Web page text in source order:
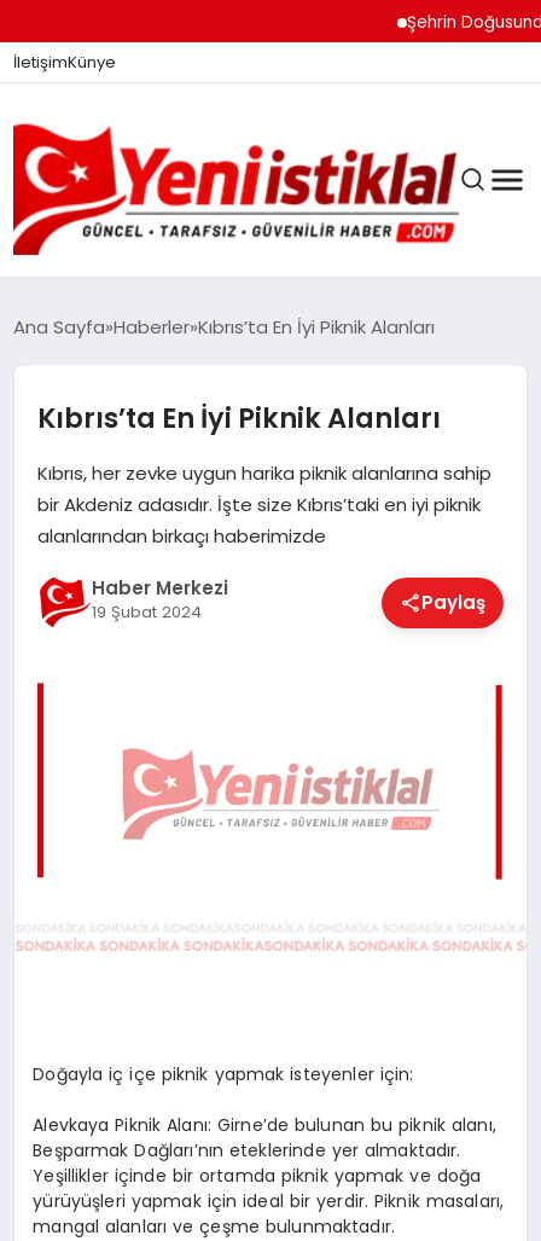
Şehrin
İletişimKünye
DÜNYA
Ana Sayfa Haberler Kıbrıs’ta En İyi Piknik Alanları
Kıbrıs’ta En İyi Piknik Alanları
Kıbrıs, her zevke uygun harika piknik alanlarına sahip
bir Akdeniz adasıdır. İşte size Kıbrıs’taki en iyi piknik
alanlarından birkaçı haberimizde
Haber Merkezi
19 Şubat 2024 Paylaş
Doğayla iç içe piknik yapmak isteyenler için:
Alevkaya Piknik Alanı: Girne’de bulunan bu piknik alanı,
Beşparmak Dağları’nın eteklerinde yer almaktadır.
Yeşillikler içinde bir ortamda piknik yapmak ve doğa
yürüyüşleri yapmak için ideal bir yerdir. Piknik masaları,
mangal alanları ve çeşme bulunmaktadır.